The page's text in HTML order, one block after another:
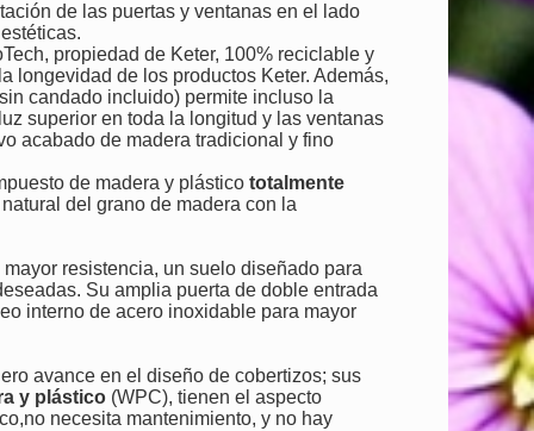
de las puertas y ventanas en el lado
propiedad de Keter, 100% reciclable y
longevidad de los productos Keter. Además,
candado incluido) permite incluso la
superior en toda la longitud y las ventanas
acabado de madera tradicional y fino
de madera y plástico totalmente
del grano de madera con la
resistencia, un suelo diseñado para
Su amplia puerta de doble entrada
interno de acero inoxidable para mayor
avance en el diseño de cobertizos; sus
y plástico (WPC), tienen el aspecto
necesita mantenimiento, y no hay